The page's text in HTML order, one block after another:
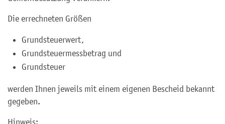
Die errechneten Größen
Grundsteuerwert,
Grundsteuermessbetrag und
Grundsteuer
werden Ihnen jeweils mit einem eigenen Bescheid bekannt
gegeben.
Hinweis: